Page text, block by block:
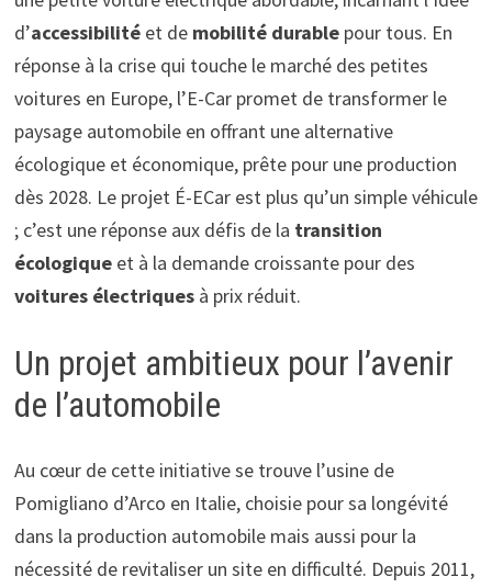
d’accessibilitéet de mobilité durablepour tous. En
réponse à la crise qui touche le marché des petites
voitures en Europe, l’E-Car promet de transformer le
paysage automobile en offrant une alternative
écologique et économique, prête pour une production
dès 2028. Le projet É-ECar est plus qu’un simple véhicule
; c’est une réponse aux défis de la transition
écologiqueet à la demande croissante pour des
voitures électriquesà prix réduit.
Un projet ambitieux pour l’avenir
de l’automobile
Au cœur de cette initiative se trouve l’usine de
Pomigliano d’Arco en Italie, choisie pour sa longévité
dans la production automobile mais aussi pour la
nécessité de revitaliser un site en difficulté. Depuis 2011,